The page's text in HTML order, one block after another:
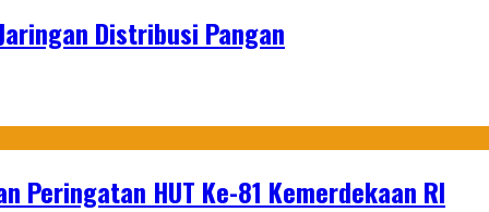
Distribusi Pangan
Peringatan HUT Ke-81 Kemerdekaan RI